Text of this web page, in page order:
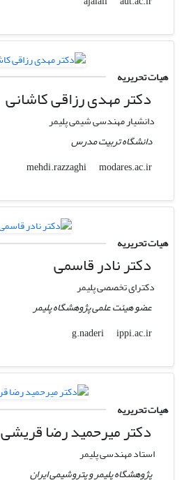
هیات تحریریه
دکتر مهدی رزاقی کاشانی
دانشیار مهندسی شیمی پلیمر
دانشگاه تربیت مدرس
mehdi.razzaghi
modares.ac.ir
هیات تحریریه
دکتر نادر قاسمی
دکترای تخصصی پلیمر
عضو هیئت علمی پژوهشگاه پلیمر
g.naderi
ippi.ac.ir
هیات تحریریه
دکتر میرحمید رضا قریشی
استاد مهندسی پلیمر
پژوهشگاه پلیمر و پتروشیمی ایران